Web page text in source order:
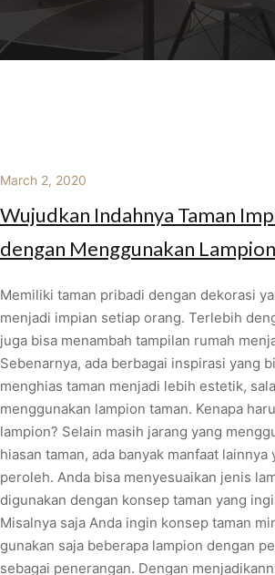
March 2, 2020
Wujudkan Indahnya Taman
dengan Menggunakan
Memiliki taman pribadi dengan dekorasi
menjadi impian setiap orang. Terlebih
juga bisa menambah tampilan rumah
Sebenarnya, ada berbagai inspirasi yang
menghias taman menjadi lebih estetik,
menggunakan lampion taman. Kenapa
lampion? Selain masih jarang yang
hiasan taman, ada banyak manfaat lainnya
peroleh. Anda bisa menyesuaikan jenis
digunakan dengan konsep taman yang
Misalnya saja Anda ingin konsep taman
gunakan saja beberapa lampion dengan
sebagai penerangan. Dengan